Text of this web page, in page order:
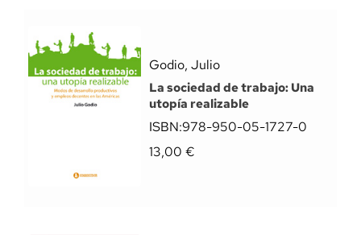
Godio, Julio
La sociedad de trabajo: Una
utopía realizable
ISBN:978-950-05-1727-0
13,00 €